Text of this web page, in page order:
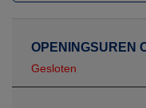
OPENINGSUREN
Gesloten